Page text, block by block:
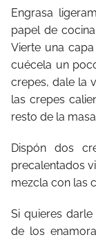
Engrasa
papel de
Vierte una
cuécela un
crepes, dale la
las crepes
resto de la
Dispón dos
precalentados
mezcla con las
Si quieres
de los